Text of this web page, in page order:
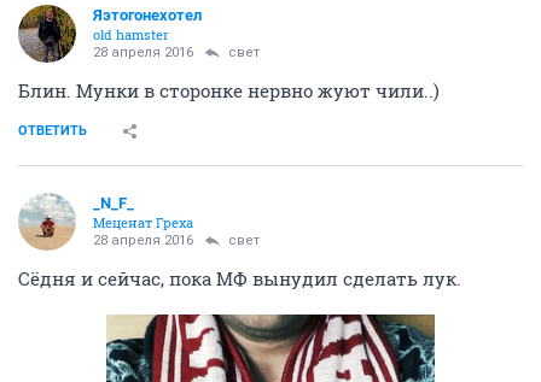
Яэтогонехотел
old hamster
28 апреля 2016 свет
Блин. Мунки в сторонке нервно жуют чили..)
ОТВЕТИТЬ
_N_F_
Меценат Греха
28 апреля 2016 свет
Сёдня и сейчас, пока МФ вынудил сделать лук.